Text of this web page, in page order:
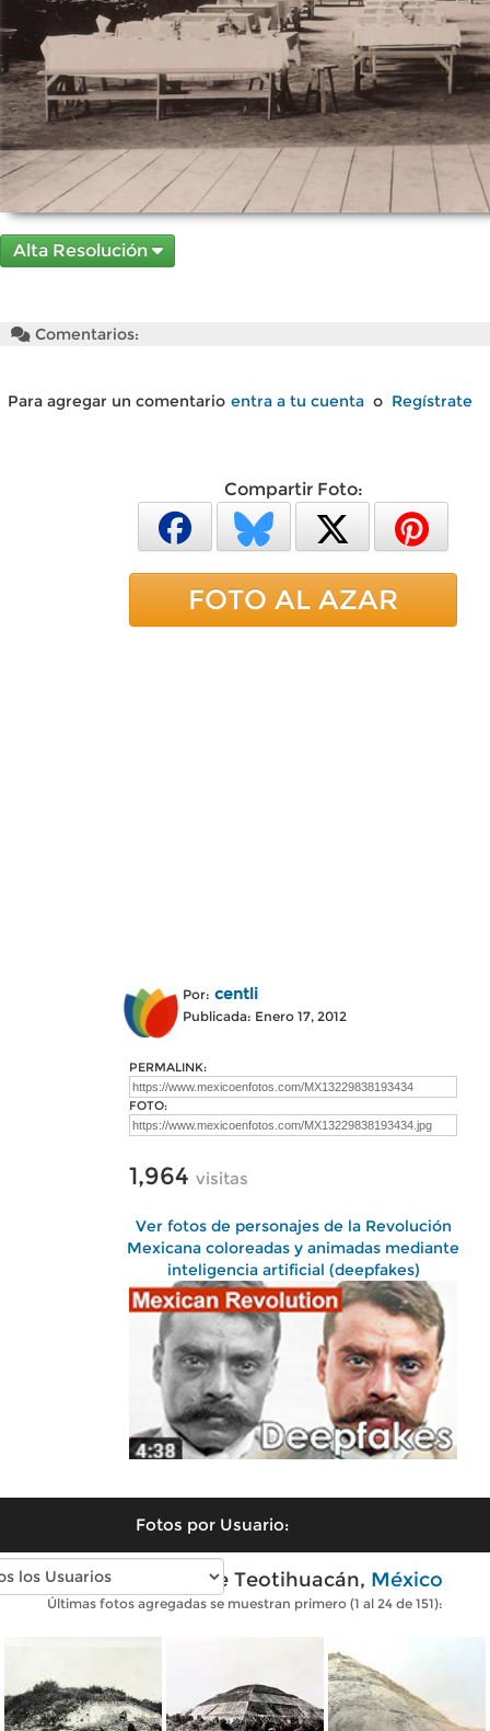
Alta Resolución
Comentarios:
Para agregar un comentario entra a tu cuenta o Regístrate
Compartir Foto:
FOTO AL AZAR
Por: centli
Publicada: Enero 17, 2012
PERMALINK:
FOTO:
1,964 visitas
Ver fotos de personajes de la Revolución
Mexicana coloreadas y animadas mediante
inteligencia artificial (deepfakes)
Fotos por Usuario:
Fotos antiguas de Teotihuacán, México
Últimas fotos agregadas se muestran primero (1 al 24 de 151):